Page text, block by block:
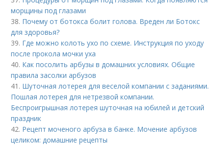
морщины под глазами
38. Почему от ботокса болит голова. Вреден ли Ботокс
для здоровья?
39. Где можно колоть ухо по схеме. Инструкция по уходу
после прокола мочки уха
40. Как посолить арбузы в домашних условиях. Общие
правила засолки арбузов
41. Шуточная лотерея для веселой компании с заданиями.
Пошлая лотерея для нетрезвой компании.
Беспроигрышная лотерея шуточная на юбилей и детский
праздник
42. Рецепт моченого арбуза в банке. Мочение арбузов
целиком: домашние рецепты